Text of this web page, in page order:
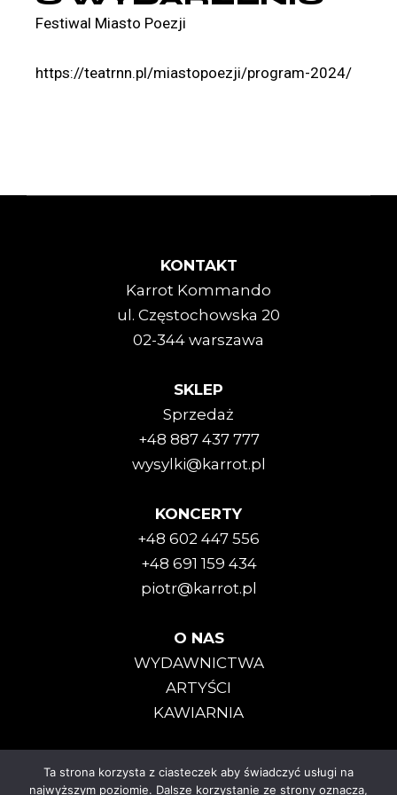
Festiwal Miasto Poezji
https://teatrnn.pl/miastopoezji/program-2024/
KONTAKT
Karrot Kommando
ul. Częstochowska 20
02-344 warszawa
SKLEP
Sprzedaż
+48 887 437 777
wysylki@karrot.pl
KONCERTY
+48 602 447 556
+48 691 159 434
piotr@karrot.pl
O NAS
WYDAWNICTWA
ARTYŚCI
KAWIARNIA
Karrot Kommando © 2025
Ta strona korzysta z ciasteczek aby świadczyć usługi na
najwyższym poziomie. Dalsze korzystanie ze strony oznacza,